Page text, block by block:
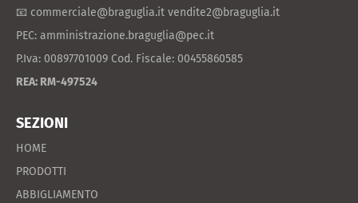
📧 commerciale@braguglia.it vendite2@braguglia.it
PEC: amministrazione.braguglia@pec.it
P.Iva: 00897701009 Cod. Fiscale: 00455860585
REA: RM-497524
SEZIONI
HOME
PRODOTTI
ABBIGLIAMENTO